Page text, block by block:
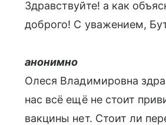
Здравствуйте! а как
доброго! С уважением,
анонимно
Олеся Владимировна
нас всё ещё не стоит
вакцины нет. Стоит ли